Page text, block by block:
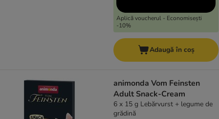
Aplică voucherul - Economisești
-10%
Adaugă în coș
animonda Vom Feinsten
Adult Snack-Cream
6 x 15 g Lebărvurst + legume de
grădină